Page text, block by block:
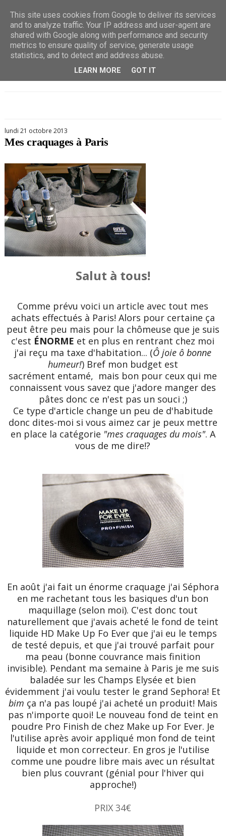
lundi 21 octobre 2013
Mes craquages à Paris
Salut à tous!
Comme prévu voici un article avec tout mes
achats effectués à Paris! Alors pour certaine ça
peut être peu mais pour la chômeuse que je suis
c'est ÉNORME et en plus en rentrant chez moi
j'ai reçu ma taxe d'habitation... (Ô joie ô bonne
humeur!) Bref mon budget est
sacrément entamé, mais bon pour ceux qui me
connaissent vous savez que j'adore manger des
pâtes donc ce n'est pas un souci ;)
Ce type d'article change un peu de d'habitude
donc dites-moi si vous aimez car je peux mettre
en place la catégorie "mes craquages du mois". A
vous de me dire!?
En août j'ai fait un énorme craquage j'ai Séphora
en me rachetant tous les basiques d'un bon
maquillage (selon moi). C'est donc tout
naturellement que j'avais acheté le fond de teint
liquide HD Make Up Fo Ever que j'ai eu le temps
de testé depuis, et que j'ai trouvé parfait pour
ma peau (bonne couvrance mais finition
invisible). Pendant ma semaine à Paris je me suis
baladée sur les Champs Elysée et bien
évidemment j'ai voulu tester le grand Sephora! Et
bim ça n'a pas loupé j'ai acheté un produit! Mais
pas n'importe quoi! Le nouveau fond de teint en
poudre Pro Finish de chez Make up For Ever. Je
l'utilise après avoir appliqué mon fond de teint
liquide et mon correcteur. En gros je l'utilise
comme une poudre libre mais avec un résultat
bien plus couvrant (génial pour l'hiver qui
approche!)
PRIX 34€
This site uses cookies from Google to deliver its services
and to analyze traffic. Your IP address and user-agent are
shared with Google along with performance and security
metrics to ensure quality of service, generate usage
statistics, and to detect and address abuse.
LEARN MORE GOT IT